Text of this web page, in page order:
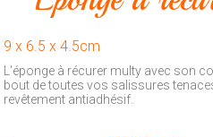
Animalerie
Outillage
Produits
ménagers
9 x 6.5 x 4.5cm
L'éponge à récurer multy avec son
bout de toutes vos salissures
revêtement antiadhésif.